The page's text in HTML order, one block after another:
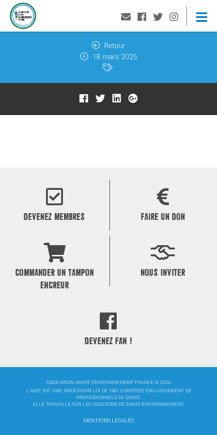
Retour
18 mars 2025
DEVENEZ MEMBRES FAIRE UN DON
COMMANDER UN TAMPON
ENCREUR
NOUS INVITER
DEVENEZ FAN !
ASSOCIATION SANTÉ ENVIRONNEMENT FRANCE © 2026
L'ASEF EST UNE ASSOCIATION LOI DE 1901 COMPOSÉE EXCLUSIVEMENT DE
PROFESSIONNELS DE SANTÉ.
ELLE TRAVAILLE SUR LES QUESTIONS DE SANTÉ-ENVIRONNEMENT.
MENTIONS LÉGALES